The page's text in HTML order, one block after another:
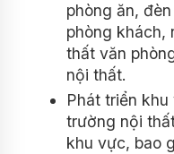
phòng ăn,
phòng khách,
thất văn
nội thất.
Phát triển
trường nội
khu vực, bao